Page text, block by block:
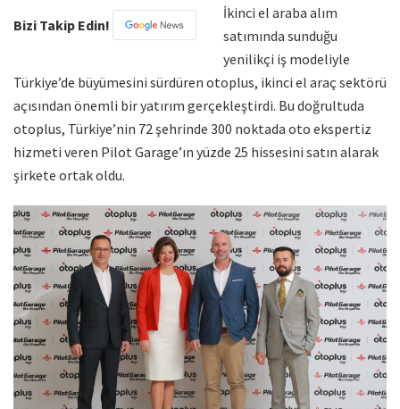
Bizi Takip Edin!
İkinci el araba alım
satımında sunduğu
yenilikçi iş modeliyle
Türkiye’de büyümesini sürdüren otoplus, ikinci el araç sektörü
açısından önemli bir yatırım gerçekleştirdi. Bu doğrultuda
otoplus, Türkiye’nin 72 şehrinde 300 noktada oto ekspertiz
hizmeti veren Pilot Garage’ın yüzde 25 hissesini satın alarak
şirkete ortak oldu.